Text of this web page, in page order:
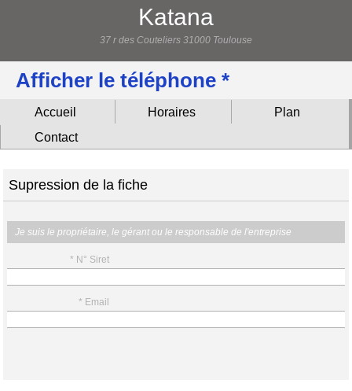
Katana
37 r des Couteliers 31000 Toulouse
Afficher le téléphone *
Accueil Horaires
Plan
Contact
Supression de la fiche
Je suis le propriétaire, le gérant ou le responsable de l'entreprise
* N° Siret
* Email